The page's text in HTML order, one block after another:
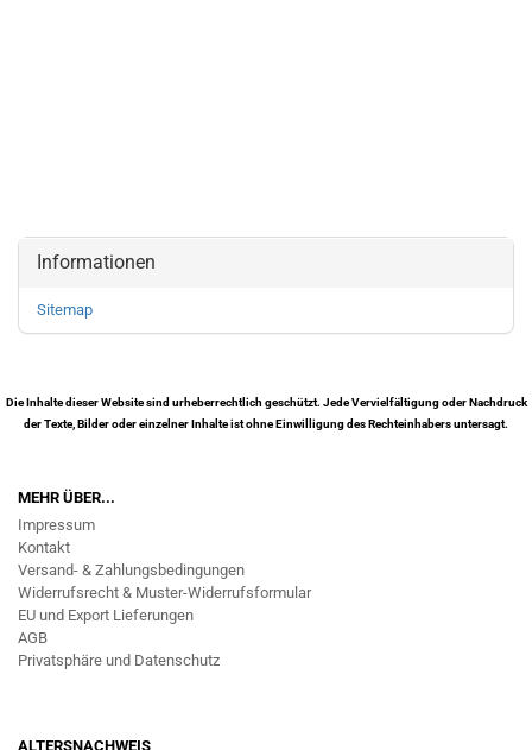
Informationen
Sitemap
Die Inhalte dieser Website sind urheberrechtlich geschützt. Jede Vervielfältigung oder Nachdruck
der Texte, Bilder oder einzelner Inhalte ist ohne Einwilligung des Rechteinhabers untersagt.
MEHR ÜBER...
Impressum
Kontakt
Versand- & Zahlungsbedingungen
Widerrufsrecht & Muster-Widerrufsformular
EU und Export Lieferungen
AGB
Privatsphäre und Datenschutz
ALTERSNACHWEIS